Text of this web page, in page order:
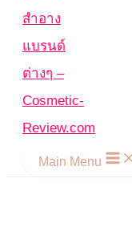
Main Menu